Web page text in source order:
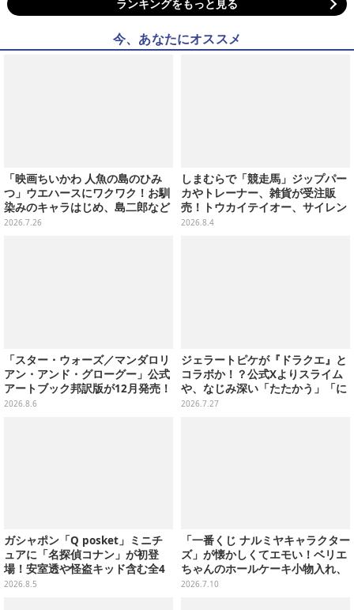
ランキングをもっと見る
今、あなたにオススメ
「映画ちいかわ 人魚の島のひみ
つ」ウエハースにワクワク！お馴
染みのキャラはじめ、島二郎など
セイレーン編カード全22種
2026.7.26
しまむらで「競走馬」ジップパー
カやトレーナー、雑貨が受注販
売！トウカイテイオー、サイレン
ススズカなど名馬5頭をデザイン
2026.8.4
「スター・ウォーズ／マンダロリ
アン・アンド・グローグー」公式
アートブック邦訳版が12月発売！
映画のコンセプトアートやスケッ
2026.8.6
ジェラートピケが『ドラクエ』と
コラボか！？公式Xよりスライム
や、なじみ深い「たたかう」「に
げる」のコマンドウィンドウが投
2026.7.27
ガシャポン「Q posket」ミニチ
ュアに「名探偵コナン」が初登
場！安室透や怪盗キッド含む全4
種、パッケージをもとに裏面まで
2026.8.5
「一番くじ ナルミヤキャラクター
ズ」が懐かしくてエモい！ベリエ
ちゃんのホールケーキ小物入れ、
ナカムラくんのマスコットなど全
2026.7.10